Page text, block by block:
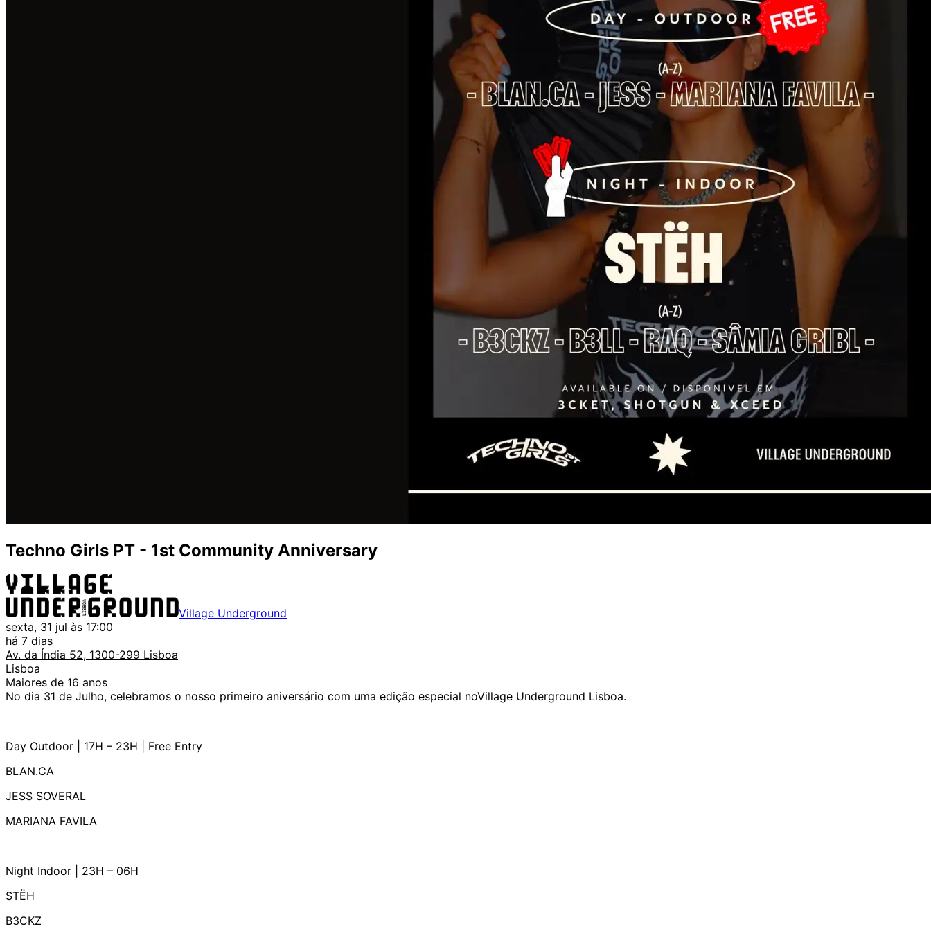
Techno Girls PT - 1st Community Anniversary
Village Underground
sexta, 31 jul às 17:00
há 7 dias
Av. da Índia 52, 1300-299 Lisboa
Lisboa
Maiores de 16 anos
No dia 31 de Julho, celebramos o nosso primeiro aniversário com uma edição especial noVillage Underground Lisboa.
Day Outdoor | 17H – 23H | Free Entry
BLAN.CA
JESS SOVERAL
MARIANA FAVILA
Night Indoor | 23H – 06H
STËH
B3CKZ